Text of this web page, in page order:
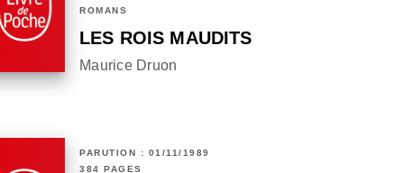
ROMANS
LES ROIS MAUDITS
Maurice Druon
PARUTION : 01/11/1989
384 PAGES